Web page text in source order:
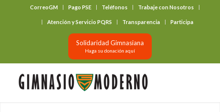
CorreoGM Pago PSE Teléfonos Trabaje con Nosotros
Atención y Servicio PQRS Transparencia Participa
Solidaridad Gimnasiana
Haga su donación aquí